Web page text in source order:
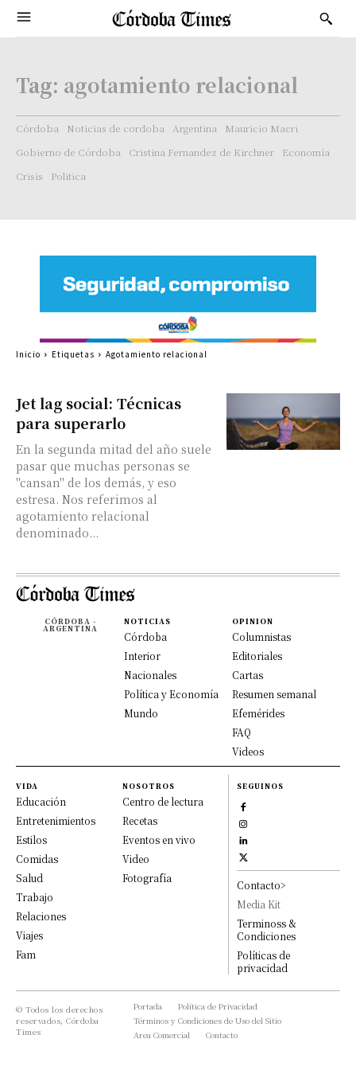
Tag: agotamiento relacional
Córdoba Noticias de cordoba Argentina
Mauricio Macri
Gobierno de Córdoba
Cristina Fernandez de Kirchner
Economía
Crisis
Politica
Jet lag social: Técnicas
para superarlo
En la segunda mitad del año suele
pasar que muchas personas se
"cansan" de los demás, y eso
estresa. Nos referimos al
agotamiento relacional
denominado...
Inicio Etiquetas Agotamiento relacional
CÓRDOBA -
ARGENTINA
NOTICIAS
Córdoba
Interior
Nacionales
Política y Economía
Mundo
OPINION
Columnistas
Editoriales
Cartas
Resumen semanal
Efemérides
FAQ
Videos
VIDA
Educación
Entretenimientos
Estilos
Comidas
Salud
Trabajo
Relaciones
Viajes
Fam
NOSOTROS
Centro de lectura
Recetas
Eventos en vivo
Video
Fotografía
SEGUINOS
Contacto>
Media Kit
Terminoss &
Condiciones
Políticas de
privacidad
© Todos los derechos
reservados, Córdoba
Times
Portada
Política de Privacidad
Términos y Condiciones de Uso del Sitio
Area Comercial
Contacto